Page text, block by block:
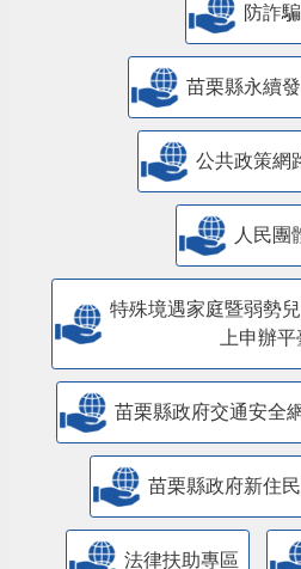
防詐
苗栗縣永續
公共政策網
人民團
特殊境遇家庭暨弱勢
上申辦平
苗栗縣政府交通安全
苗栗縣政府新住
法律扶助專區